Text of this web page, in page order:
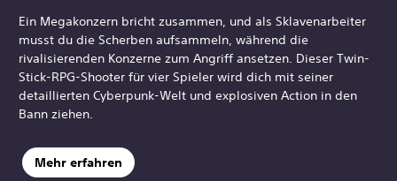
Ein Megakonzern bricht zusammen, und als Sklavenarbeiter
musst du die Scherben aufsammeln, während die
rivalisierenden Konzerne zum Angriff ansetzen. Dieser Twin-
Stick-RPG-Shooter für vier Spieler wird dich mit seiner
detaillierten Cyberpunk-Welt und explosiven Action in den
Bann ziehen.
Mehr erfahren